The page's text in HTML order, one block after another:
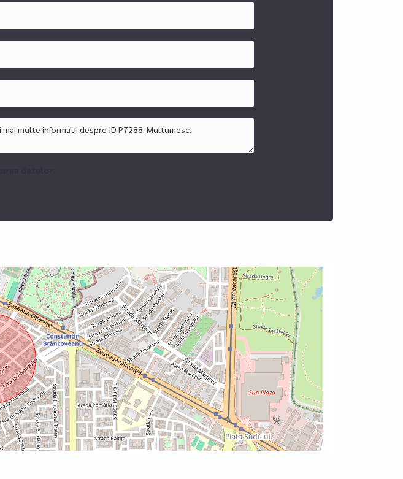
si profesionalism consultanta pentru vanzari si inchirieri de
cu OCPI, cadastru, intabulare si consultanta financiara (cea mai buna
prin brokerii nostri de credite parteneri. SFINX Creditare face parte din
(imobiliare.ro).